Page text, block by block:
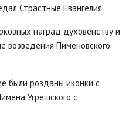
Страстные Евангелия.
наград духовенству и
возведения Пименовского
были розданы иконки с
Угрешского с